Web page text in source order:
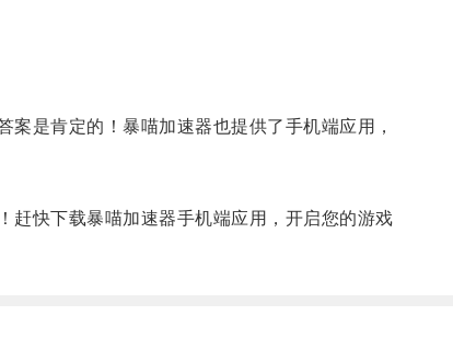
是肯定的！暴喵加速器也提供了手机端应用，
快下载暴喵加速器手机端应用，开启您的游戏